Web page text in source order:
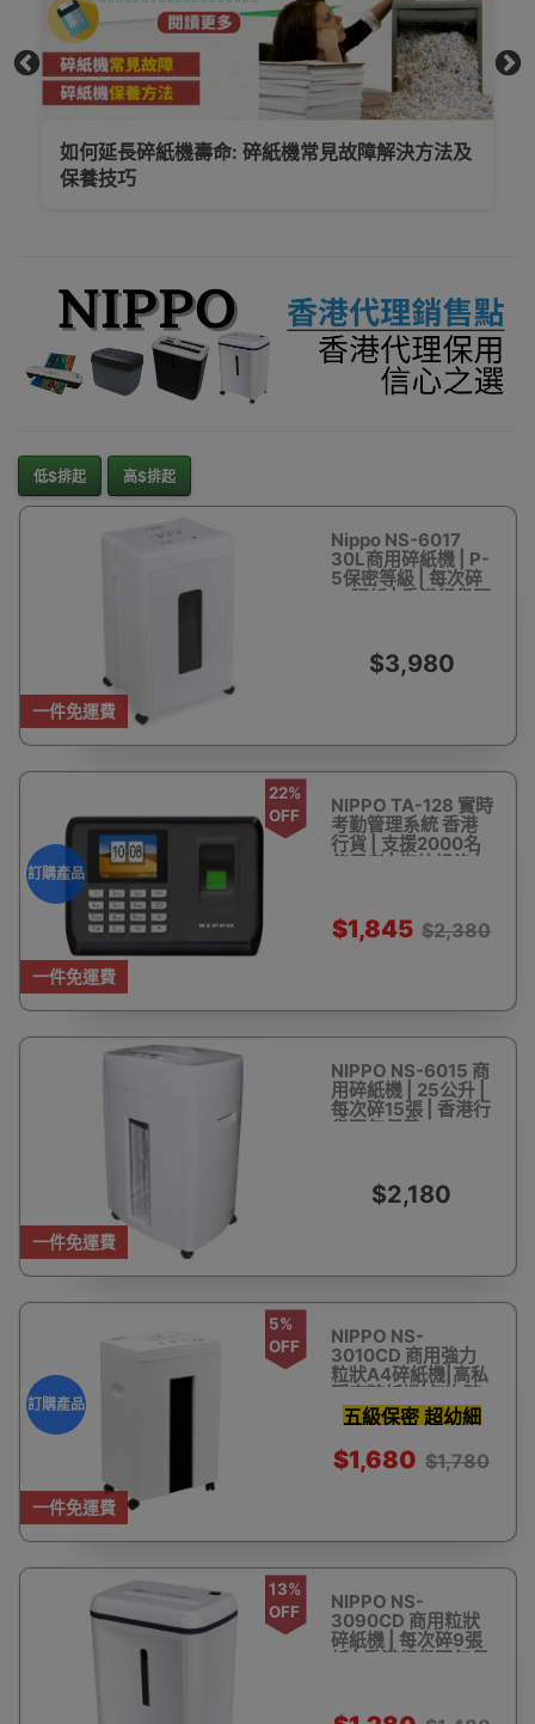
如何延長碎紙機壽命: 碎紙機常見故障解決方法及
保養技巧
低$排起 高$排起
一件免運費
Nippo NS-6017
30L商用碎紙機 | P-
5保密等級 | 每次碎
15張紙 | 香港行貨兩
$3,980
一件免運費
訂購產品
22%
OFF
NIPPO TA-128 實時
考勤管理系統 香港
行貨 | 支援2000名
使用者 | 指紋記錄 |
$1,845 $2,380
一件免運費
NIPPO NS-6015 商
用碎紙機 | 25公升 |
每次碎15張 | 香港行
貨兩年保養
$2,180
一件免運費
訂購產品
5%
OFF
NIPPO NS-
3010CD 商用強力
粒狀A4碎紙機|高私
隱度碎紙機|每次碎
10張紙 |香港行貨兩
年保養 - 訂購產品
五級保密 超幼細
2x12mm
$1,680 $1,780
13%
OFF
NIPPO NS-
3090CD 商用粒狀
碎紙機 | 每次碎9張
紙 | 香港行貨兩年保